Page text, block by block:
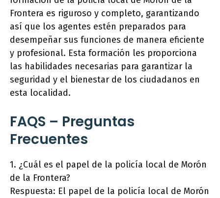
Frontera es riguroso y completo, garantizando
así que los agentes estén preparados para
desempeñar sus funciones de manera eficiente
y profesional. Esta formación les proporciona
las habilidades necesarias para garantizar la
seguridad y el bienestar de los ciudadanos en
esta localidad.
FAQS – Preguntas
Frecuentes
1. ¿Cuál es el papel de la policía local de Morón
de la Frontera?
Respuesta: El papel de la policía local de Morón